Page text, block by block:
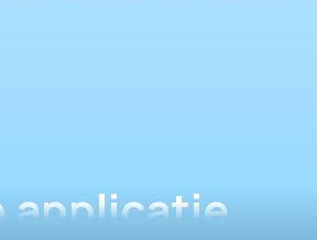
applicatie